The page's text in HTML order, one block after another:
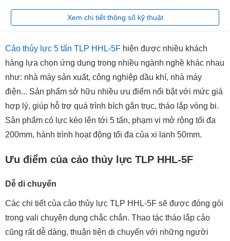
Xem chi tiết thông số kỹ thuật
Cảo thủy lực 5 tấn TLP HHL-5F hiện được nhiều khách
hàng lựa chọn ứng dụng trong nhiều ngành nghề khác nhau
như: nhà máy sản xuất, công nghiệp dầu khí, nhà máy
điện... Sản phẩm sở hữu nhiều ưu điểm nổi bật với mức giá
hợp lý, giúp hỗ trợ quá trình bích gắn trục, tháo lắp vòng bi.
Sản phẩm có lực kéo lên tới 5 tấn, phạm vi mở rộng tối đa
200mm, hành trình hoạt động tối đa của xi lanh 50mm.
Ưu điểm của cảo thủy lực TLP HHL-5F
Dễ di chuyển
Các chi tiết của cảo thủy lực TLP HHL-5F sẽ được đóng gói
trong vali chuyên dụng chắc chắn. Thao tác tháo lắp cảo
cũng rất dễ dàng, thuận tiện di chuyển với những người